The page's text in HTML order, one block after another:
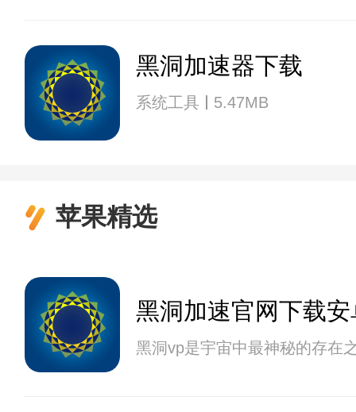
黑洞加速器下载
系统工具 5.47MB
苹果精选
黑洞加速官网下载
黑洞vp是宇宙中最神秘的存在